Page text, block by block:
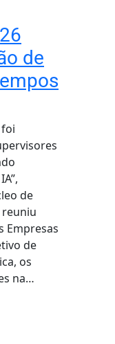
de
de
reuniu
Empresas
de
os
na…